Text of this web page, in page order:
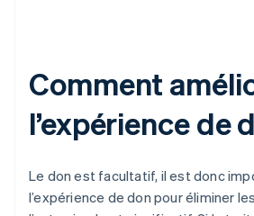
Comment
l’expérience de
Le don est facultatif, il est donc
l’expérience de don pour éliminer